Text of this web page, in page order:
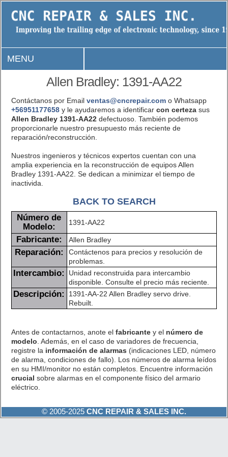
MENU
Allen Bradley: 1391-AA22
Contáctanos por Email ventas@cncrepair.como Whatsapp
+56951177658y le ayudaremos a identificar con certezasus
Allen Bradley 1391-AA22defectuoso. También podemos
proporcionarle nuestro presupuesto más reciente de
reparación/reconstrucción.
Nuestros ingenieros y técnicos expertos cuentan con una
amplia experiencia en la reconstrucción de equipos Allen
Bradley 1391-AA22. Se dedican a minimizar el tiempo de
inactivida.
BACK TO SEARCH
Número de
Modelo:
1391-AA22
Fabricante: Allen Bradley
Reparación:
Contáctenos para precios y resolución de
problemas.
Intercambio:
Unidad reconstruida para intercambio
disponible. Consulte el precio más reciente.
Descripción:
1391-AA-22 Allen Bradley servo drive.
Rebuilt.
Antes de contactarnos, anote el fabricantey el número de
modelo . Además, en el caso de variadores de frecuencia,
registre la información de alarmas (indicaciones LED, número
de alarma, condiciones de fallo). Los números de alarma leídos
en su HMI/monitor no están completos. Encuentre información
crucial sobre alarmas en el componente físico del armario
eléctrico.
© 2005-2025 CNC REPAIR & SALES INC.